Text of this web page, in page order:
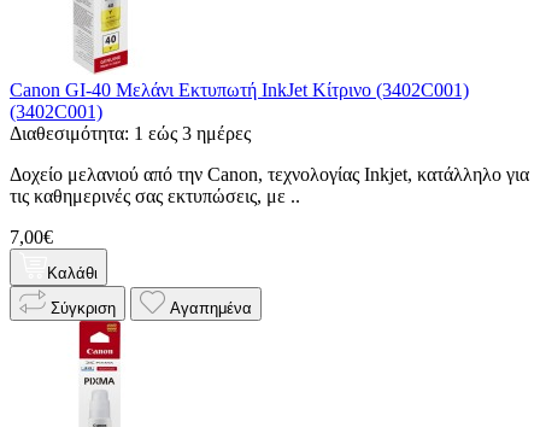
Canon GI-40 Μελάνι Εκτυπωτή InkJet Κίτρινο (3402C001)
(3402C001)
Διαθεσιμότητα: 1 εώς 3 ημέρες
Δοχείο μελανιού από την Canon, τεχνολογίας Inkjet, κατάλληλο για
τις καθημερινές σας εκτυπώσεις, με ..
7,00€
Καλάθι
Σύγκριση
Αγαπημένα